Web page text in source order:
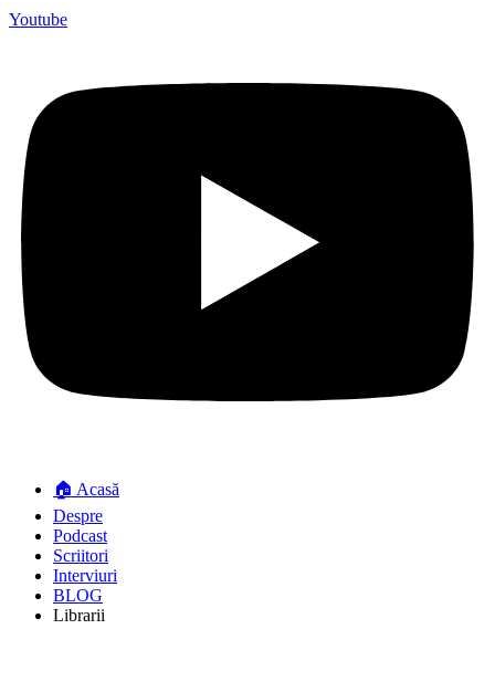
Youtube
🏠 Acasă
Despre
Podcast
Scriitori
Interviuri
BLOG
Librarii